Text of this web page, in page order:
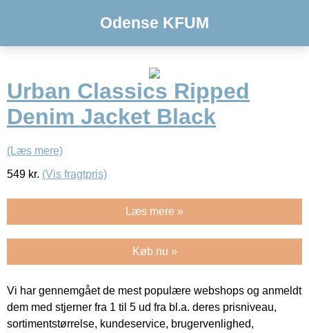
Odense KFUM
Urban Classics Ripped
Denim Jacket Black
(Læs mere)
549 kr. (Vis fragtpris)
Læs mere »
Køb nu »
Vi har gennemgået de mest populære webshops og anmeldt
dem med stjerner fra 1 til 5 ud fra bl.a. deres prisniveau,
sortimentstørrelse, kundeservice, brugervenlighed,